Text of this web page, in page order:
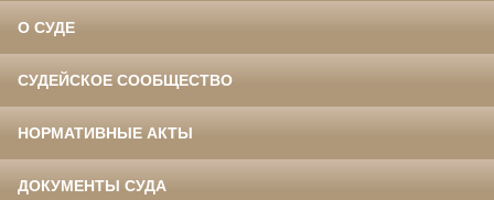
О СУДЕ
СУДЕЙСКОЕ СООБЩЕСТВО
НОРМАТИВНЫЕ АКТЫ
ДОКУМЕНТЫ СУДА